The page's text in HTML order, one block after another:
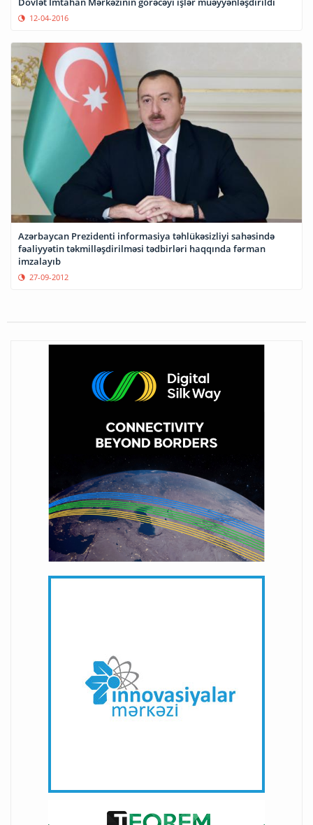
12-04-2016
Azərbaycan Prezidenti informasiya təhlükəsizliyi sahəsində
fəaliyyətin təkmilləşdirilməsi tədbirləri haqqında fərman
imzalayıb
27-09-2012